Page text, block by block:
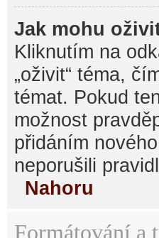
Jak mohu
Kliknutím na
„oživit“ téma,
témat. Pokud
možnost
přidáním
neporušili
Nahoru
Formátování a